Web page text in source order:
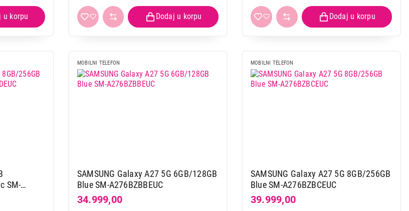
SM-
MOBILNI TELEFON
SAMSUNG Galaxy A27 5G 6GB/128GB
Blue SM-A276BZBBEUC
34.999,00
MOBILNI TELEFON
SAMSUNG Galaxy A27 5G 8GB/256GB
Blue SM-A276BZBCEUC
39.999,00